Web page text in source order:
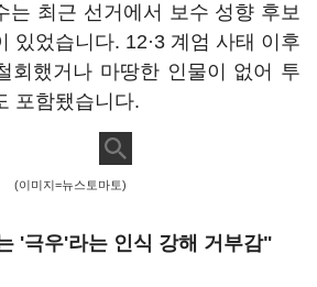
는 최근 선거에서 보수 성향 후보
있었습니다. 12·3 계엄 사태 이후
회했거나 마땅한 인물이 없어 투
포함됐습니다.
(이미지=뉴스토마토)
'극우'라는 인식 강해 거부감"